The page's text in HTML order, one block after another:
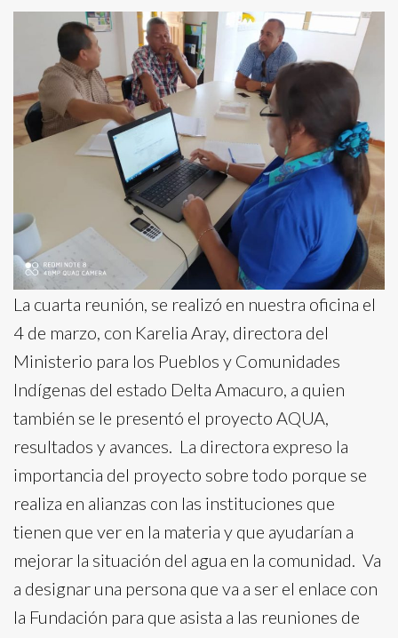
La cuarta reunión, se realizó en nuestra oficina el
4 de marzo, con Karelia Aray, directora del
Ministerio para los Pueblos y Comunidades
Indígenas del estado Delta Amacuro, a quien
también se le presentó el proyecto AQUA,
resultados y avances. La directora expreso la
importancia del proyecto sobre todo porque se
realiza en alianzas con las instituciones que
tienen que ver en la materia y que ayudarían a
mejorar la situación del agua en la comunidad. Va
a designar una persona que va a ser el enlace con
la Fundación para que asista a las reuniones de